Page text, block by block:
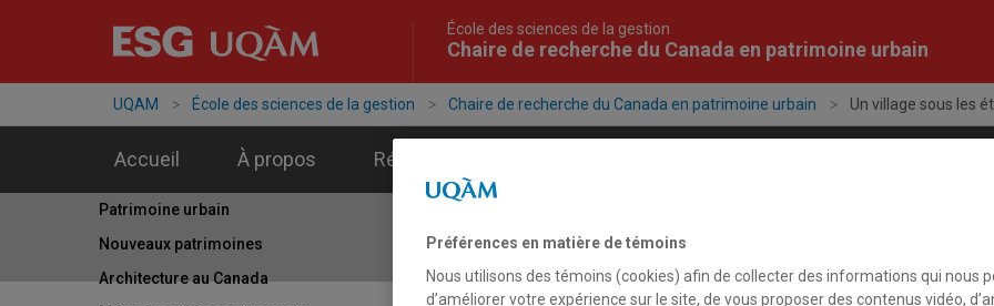
École des sciences de la gestion
Chaire de recherche du Canada en patrimoine urbain
UQAM École des sciences de la gestion Chaire de recherche du Canada en patrimoine urbain Un village sous les
Accueil À propos Réseaux
Patrimoine urbain
Nouveaux patrimoines
Architecture au Canada
Préférences en matière de témoins
Nous utilisons des témoins (cookies) afin de collecter des informations qui nous
d’améliorer votre expérience sur le site, de vous proposer des contenus vidéo,